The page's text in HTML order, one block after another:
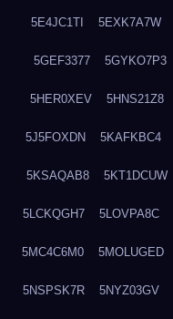
5E4JC1TI 5EXK7A7W
5GEF3377 5GYKO7P3
5HER0XEV 5HNS21Z8
5J5FOXDN 5KAFKBC4
5KSAQAB8 5KT1DCUW
5LCKQGH7 5LOVPA8C
5MC4C6M0 5MOLUGED
5NSPSK7R 5NYZ03GV